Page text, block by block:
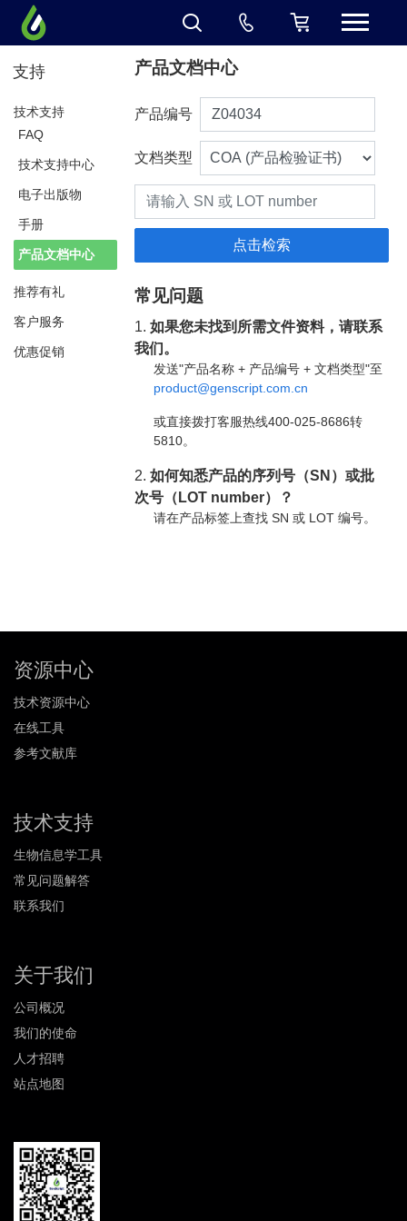
支持
技术支持
FAQ
技术支持中心
电子出版物
手册
产品文档中心
推荐有礼
客户服务
优惠促销
产品文档中心
产品编号
文档类型
常见问题
1.如果您未找到所需文件资料，请联系
我们。
发送"产品名称 + 产品编号 + 文档类型"至
product@genscript.com.cn
或直接拨打客服热线400-025-8686转
5810。
2.如何知悉产品的序列号（SN）或批
次号（LOT number）？
请在产品标签上查找 SN 或 LOT 编号。
资源中心
技术资源中心
在线工具
参考文献库
技术支持
生物信息学工具
常见问题解答
联系我们
关于我们
公司概况
我们的使命
人才招聘
站点地图